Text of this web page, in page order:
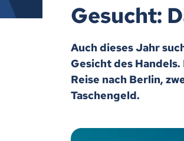
Gesucht:
Auch dieses Jahr
Gesicht des
Reise nach Berlin,
Taschengeld.